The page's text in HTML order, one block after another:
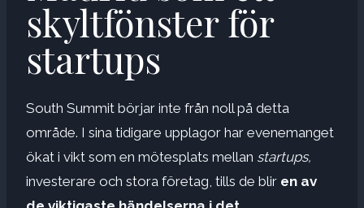
skyltfönster för
startups
South Summit börjar inte från noll på detta
område. I sina tidigare upplagor har evenemanget
ökat i vikt som en mötesplats mellan startups,
investerare och stora företag, tills de blir en av